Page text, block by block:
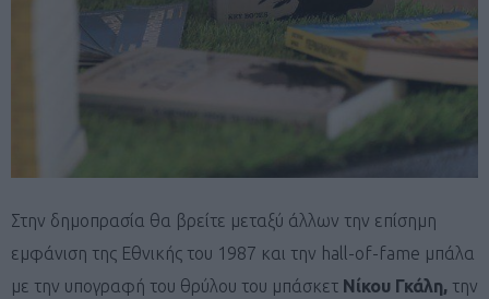
Στην δημοπρασία θα βρείτε μεταξύ άλλων την επίσημη
εμφάνιση της Εθνικής του 1987 και την hall-of-fame μπάλα
με την υπογραφή του θρύλου του μπάσκετ Νίκου Γκάλη, την